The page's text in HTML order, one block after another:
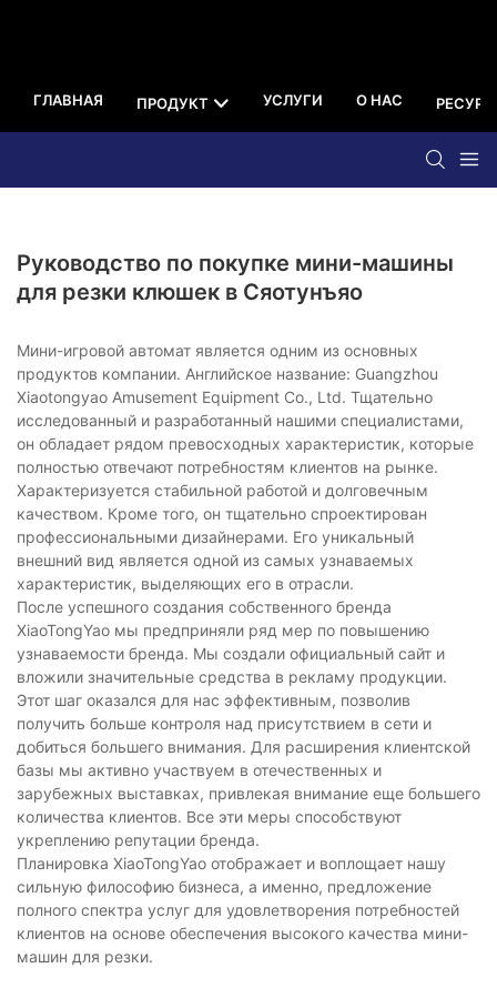
ГЛАВНАЯ ПРОДУКТ УСЛУГИ О НАС РЕСУРС
Руководство по покупке мини-машины
для резки клюшек в Сяотунъяо
Мини-игровой автомат является одним из основных
продуктов компании. Английское название: Guangzhou
Xiaotongyao Amusement Equipment Co., Ltd. Тщательно
исследованный и разработанный нашими специалистами,
он обладает рядом превосходных характеристик, которые
полностью отвечают потребностям клиентов на рынке.
Характеризуется стабильной работой и долговечным
качеством. Кроме того, он тщательно спроектирован
профессиональными дизайнерами. Его уникальный
внешний вид является одной из самых узнаваемых
характеристик, выделяющих его в отрасли.
После успешного создания собственного бренда
XiaoTongYao мы предприняли ряд мер по повышению
узнаваемости бренда. Мы создали официальный сайт и
вложили значительные средства в рекламу продукции.
Этот шаг оказался для нас эффективным, позволив
получить больше контроля над присутствием в сети и
добиться большего внимания. Для расширения клиентской
базы мы активно участвуем в отечественных и
зарубежных выставках, привлекая внимание еще большего
количества клиентов. Все эти меры способствуют
укреплению репутации бренда.
Планировка XiaoTongYao отображает и воплощает нашу
сильную философию бизнеса, а именно, предложение
полного спектра услуг для удовлетворения потребностей
клиентов на основе обеспечения высокого качества мини-
машин для резки.